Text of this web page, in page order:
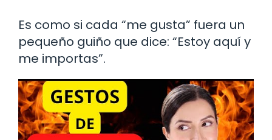
Es como si cada “me gusta” fuera un
pequeño guiño que dice: “Estoy aquí y
me importas”.